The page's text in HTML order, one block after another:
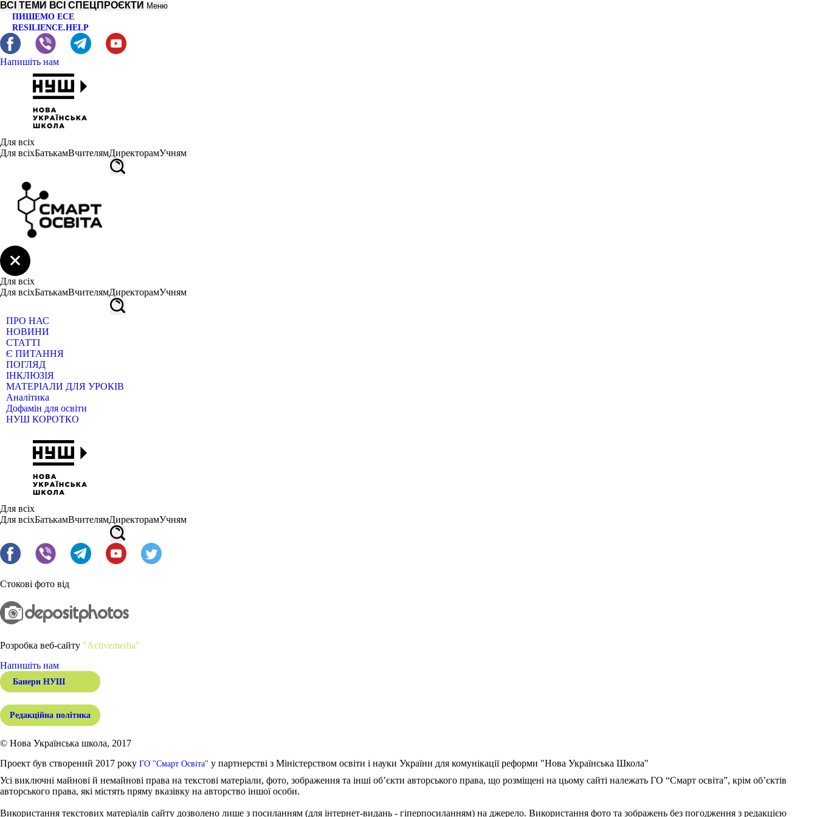
ВСІ ТЕМИ ВСІ СПЕЦПРОЄКТИ Меню
ПИШЕМО ЕСЕ
RESILIENCE.HELP
Напишіть нам
Для всіх
Для всіхБатькамВчителямДиректорамУчням
Для всіх
Для всіхБатькамВчителямДиректорамУчням
ПРО НАС
НОВИНИ
СТАТТІ
Є ПИТАННЯ
ПОГЛЯД
ІНКЛЮЗІЯ
МАТЕРІАЛИ ДЛЯ УРОКІВ
Аналітика
Дофамін для освіти
НУШ КОРОТКО
Для всіх
Для всіхБатькамВчителямДиректорамУчням
Стокові фото від
Розробка веб-сайту "Activemedia"
Напишіть нам
Банери НУШ
Редакційна політика
© Нова Українська школа, 2017
Проект був створений 2017 року ГО "Смарт Освіта" у партнерстві з Міністерством освіти і науки України для комунікації реформи "Нова Українська Школа"
Усі виключні майнові й немайнові права на текстові матеріали, фото, зображення та інші об’єкти авторського права, що розміщені на цьому сайті належать ГО “Смарт освіта”, крім об’єктів
авторського права, які містять пряму вказівку на авторство іншої особи.
Використання текстових матеріалів сайту дозволено лише з посиланням (для інтернет-видань - гіперпосиланням) на джерело. Використання фото та зображень без погодження з редакцією